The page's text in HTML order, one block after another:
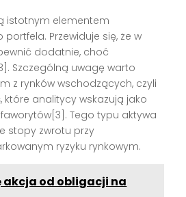
istotnym elementem
Przewiduje się, że w
dodatnie, choć
. Szczególną uwagę warto
z rynków wschodzących, czyli
, które analitycy wskazują jako
[3] . Tego typu aktywa
stopy zwrotu przy
ryzyku rynkowym.
akcja od obligacji na